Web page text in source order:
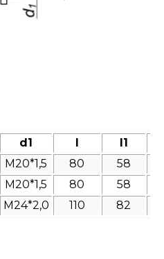
d1 l l1
M20*1,5 80 58
М20*1,5 80 58
М24*2,0 110 82